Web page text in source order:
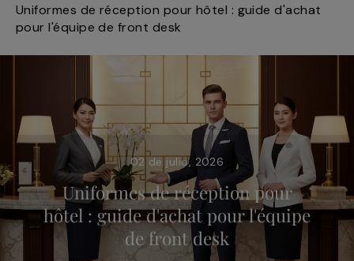
Uniformes de réception pour hôtel : guide d'achat
pour l'équipe de front desk
02 de julio, 2026
Uniformes de réception pour
hôtel : guide d'achat pour l'équipe
de front desk